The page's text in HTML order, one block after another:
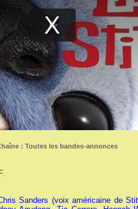
: Toutes les bandes-annonces
Sanders (voix américaine de